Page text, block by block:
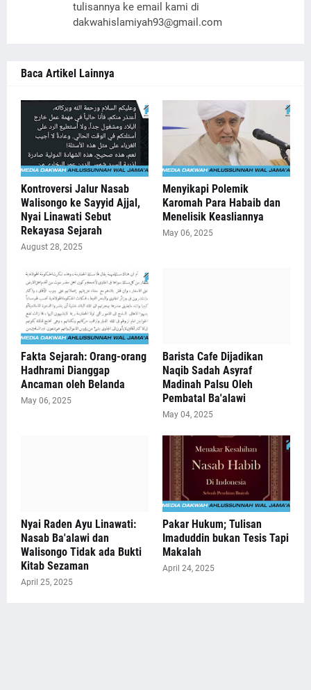
tulisannya ke email kami di
dakwahislamiyah93@gmail.com
Baca Artikel Lainnya
Kontroversi Jalur Nasab
Walisongo ke Sayyid Ajjal,
Nyai Linawati Sebut
Rekayasa Sejarah
August 28, 2025
Menyikapi Polemik
Karomah Para Habaib dan
Menelisik Keasliannya
May 06, 2025
Fakta Sejarah: Orang-orang
Hadhrami Dianggap
Ancaman oleh Belanda
May 06, 2025
Barista Cafe Dijadikan
Naqib Sadah Asyraf
Madinah Palsu Oleh
Pembatal Ba'alawi
May 04, 2025
Nyai Raden Ayu Linawati:
Nasab Ba'alawi dan
Walisongo Tidak ada Bukti
Kitab Sezaman
April 25, 2025
Pakar Hukum; Tulisan
Imaduddin bukan Tesis Tapi
Makalah
April 24, 2025